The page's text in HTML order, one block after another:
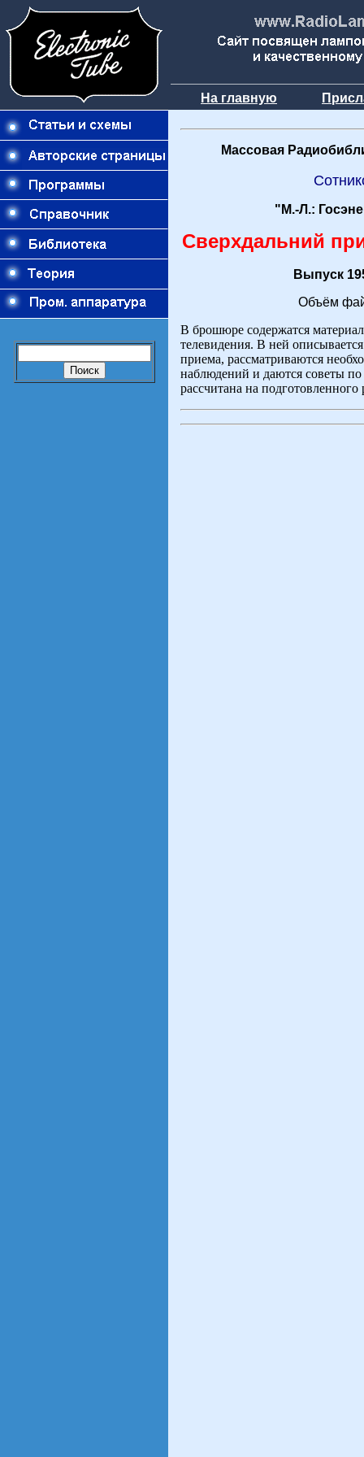
На главную
Массовая
"М.-Л.:
Сверхдальний
Выпуск
Объём
В брошюре содержатся
телевидения. В ней
приема, рассматриваются
наблюдений и даются советы
рассчитана на